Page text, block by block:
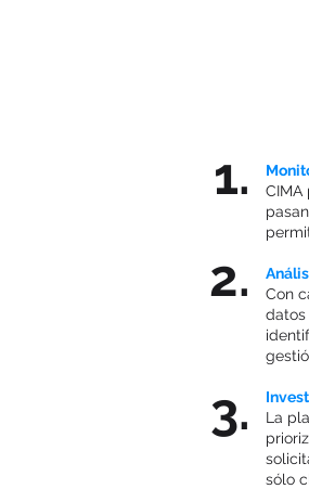
CIMA
Con
datos
La
sólo
1.
2.
3.